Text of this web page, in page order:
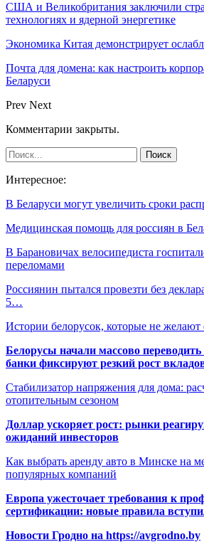
США и Великобритания заключили
технологиях и ядерной энергетике
Экономика Китая демонстрирует
Почта для домена: как настроить
Беларуси
Prev Next
Комментарии закрыты.
Интересное:
В Беларуси могут увеличить сроки
Медицинская помощь для россиян в
В Барановичах велосипедиста
переломами
Россиянин пытался провезти без
5…
Истории белорусок, которые не желают
Белорусы начали массово
банки фиксируют резкий рост
Стабилизатор напряжения для дома:
отопительным сезоном
Доллар ускоряет рост: рынки
ожиданий инвесторов
Как выбрать аренду авто в Минске на
популярных компаний
Европа ужесточает требования к
сертификации: новые правила
Новости Гродно на https://avgrodno.by